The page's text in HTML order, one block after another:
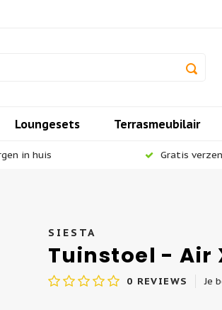
Loungesets Terrasmeubilair
in huis Gratis
SIESTA
Tuinstoel - Air
0 REVIEWS Je